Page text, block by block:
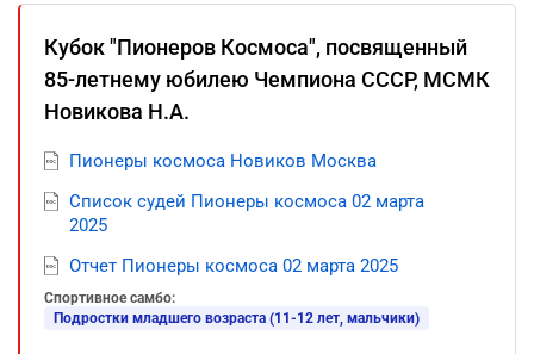
Кубок "Пионеров Космоса", посвященный
85-летнему юбилею Чемпиона СССР, МСМК
Новикова Н.А.
Пионеры космоса Новиков Москва
Список судей Пионеры космоса 02 марта
2025
Отчет Пионеры космоса 02 марта 2025
Спортивное самбо:
Подростки младшего возраста (11-12 лет, мальчики)